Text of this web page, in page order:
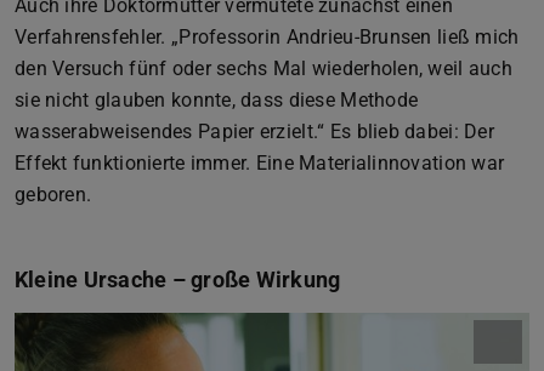
Auch ihre Doktormutter vermutete zunächst einen
Verfahrensfehler. „Professorin Andrieu-Brunsen ließ mich
den Versuch fünf oder sechs Mal wiederholen, weil auch
sie nicht glauben konnte, dass diese Methode
wasserabweisendes Papier erzielt.“ Es blieb dabei: Der
Effekt funktionierte immer. Eine Materialinnovation war
geboren.
Kleine Ursache – große Wirkung